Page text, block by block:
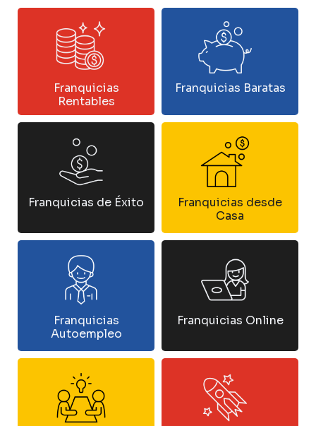
Franquicias
Rentables
Franquicias Baratas
Franquicias de Éxito
Franquicias desde
Casa
Franquicias
Autoempleo
Franquicias Online